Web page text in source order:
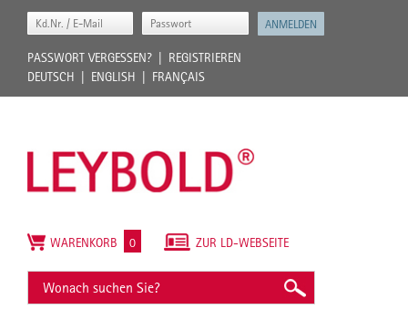
PASSWORT VERGESSEN?
REGISTRIEREN
DEUTSCH
ENGLISH FRANÇAIS
ZUR LD-WEBSEITE
WARENKORB 0